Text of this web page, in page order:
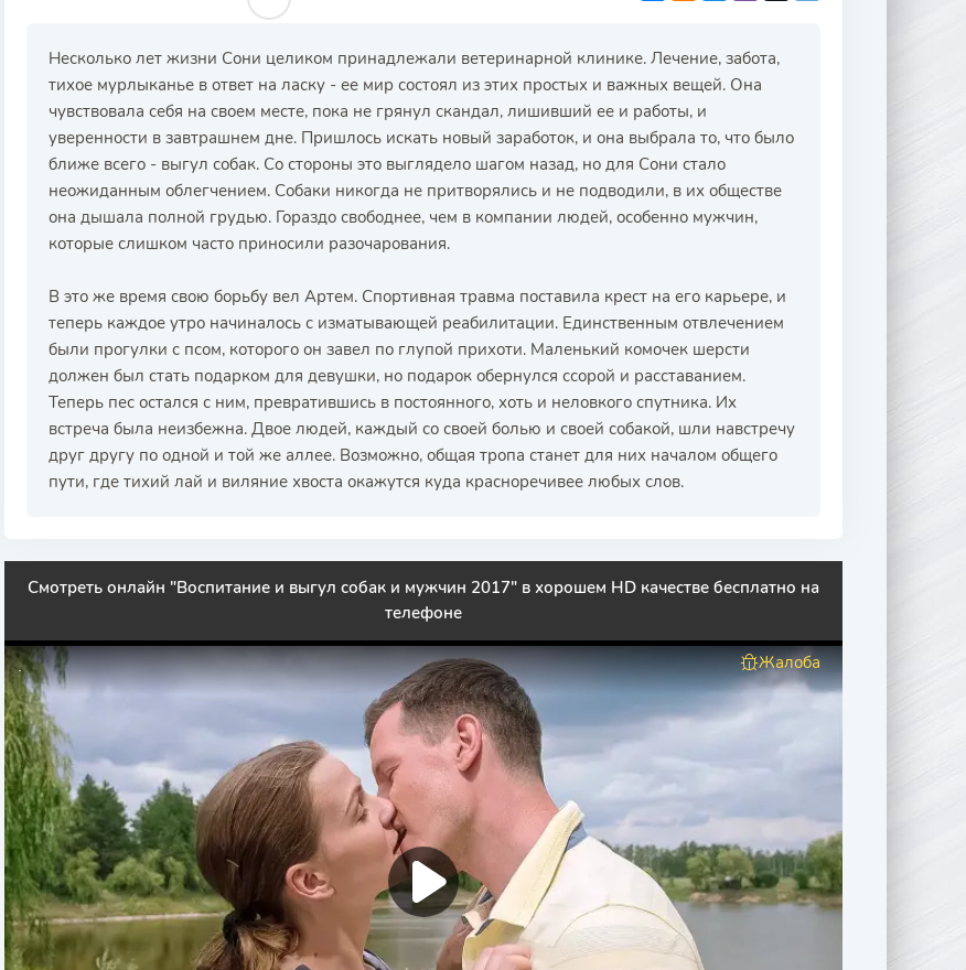
Несколько лет жизни Сони целиком принадлежали ветеринарной клинике. Лечение, забота,
тихое мурлыканье в ответ на ласку - ее мир состоял из этих простых и важных вещей. Она
чувствовала себя на своем месте, пока не грянул скандал, лишивший ее и работы, и
уверенности в завтрашнем дне. Пришлось искать новый заработок, и она выбрала то, что было
ближе всего - выгул собак. Со стороны это выглядело шагом назад, но для Сони стало
неожиданным облегчением. Собаки никогда не притворялись и не подводили, в их обществе
она дышала полной грудью. Гораздо свободнее, чем в компании людей, особенно мужчин,
которые слишком часто приносили разочарования.
В это же время свою борьбу вел Артем. Спортивная травма поставила крест на его карьере, и
теперь каждое утро начиналось с изматывающей реабилитации. Единственным отвлечением
были прогулки с псом, которого он завел по глупой прихоти. Маленький комочек шерсти
должен был стать подарком для девушки, но подарок обернулся ссорой и расставанием.
Теперь пес остался с ним, превратившись в постоянного, хоть и неловкого спутника. Их
встреча была неизбежна. Двое людей, каждый со своей болью и своей собакой, шли навстречу
друг другу по одной и той же аллее. Возможно, общая тропа станет для них началом общего
пути, где тихий лай и виляние хвоста окажутся куда красноречивее любых слов.
Смотреть онлайн "Воспитание и выгул собак и мужчин 2017" в хорошем HD качестве бесплатно на
телефоне
Жалоба